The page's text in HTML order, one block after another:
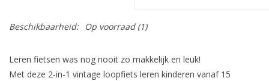
Beschikbaarheid: Op voorraad(1)
Leren fietsen was nog nooit zo makkelijk en leuk!
Met deze 2-in-1 vintage loopfiets leren kinderen vanaf 15